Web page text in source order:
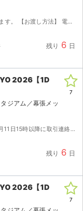
なり次第、取引連絡にてURLをお送りします。 分配は2026/08...
残り 6 日
2026【1D
ジアム／幕張メッ
引連絡にてURLをお送りします。
残り 6 日
7
2026【1D
7